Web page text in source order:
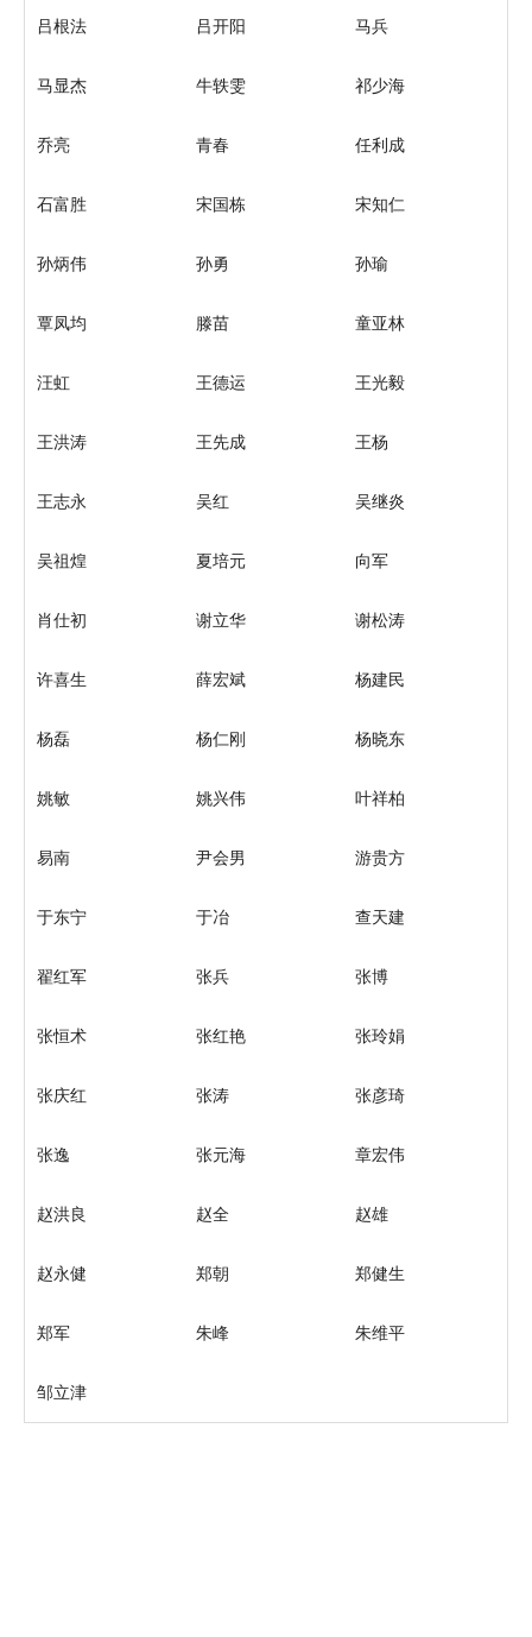
吕根法 吕开阳 马兵
马显杰 牛轶雯 祁少海
乔亮 青春 任利成
石富胜 宋国栋 宋知仁
孙炳伟 孙勇 孙瑜
覃凤均 滕苗 童亚林
汪虹 王德运 王光毅
王洪涛 王先成 王杨
王志永 吴红 吴继炎
吴祖煌 夏培元 向军
肖仕初 谢立华 谢松涛
许喜生 薛宏斌 杨建民
杨磊 杨仁刚 杨晓东
姚敏 姚兴伟 叶祥柏
易南 尹会男 游贵方
于东宁 于冶 查天建
翟红军 张兵 张博
张恒术 张红艳 张玲娟
张庆红 张涛 张彦琦
张逸 张元海 章宏伟
赵洪良 赵全 赵雄
赵永健 郑朝 郑健生
郑军 朱峰 朱维平
邹立津